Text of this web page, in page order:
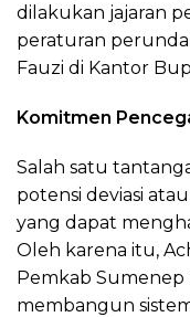
dilakukan jajaran
peraturan
Fauzi di Kantor
Komitmen
Salah satu
potensi deviasi
yang dapat
Oleh karena itu,
Pemkab
membangun